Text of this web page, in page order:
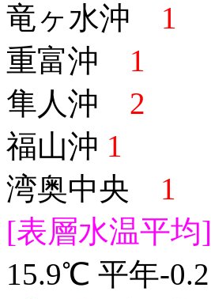
竜ヶ水沖 1
重富沖 1
隼人沖 2
福山沖 1
湾奥中央 1
[表層水温平均]
15.9℃ 平年-0.2